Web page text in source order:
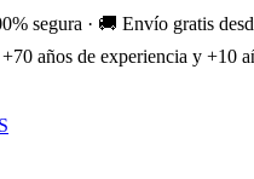
segura · 🚚 Envío gratis
años de experiencia y +10